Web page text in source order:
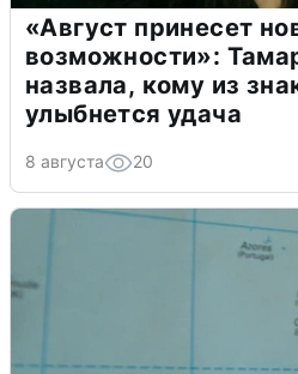
«Август принесет
возможности»:
назвала, кому из
улыбнется удача
8 августа 20